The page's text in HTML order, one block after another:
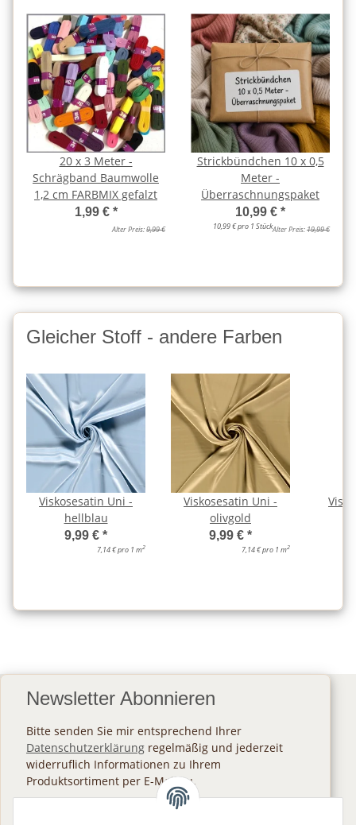
20 x 3 Meter -
Schrägband Baumwolle
1,2 cm FARBMIX gefalzt
1,99 € *
Alter Preis:9,99 €
Strickbündchen 10 x 0,5
Meter -
Überraschnungspaket
10,99 € *
10,99 € pro 1 StückAlter Preis:19,99 €
Gleicher Stoff - andere Farben
Viskosesatin Uni -
hellblau
9,99 € *
7,14 € pro 1 m2
Viskosesatin Uni -
olivgold
9,99 € *
7,14 € pro 1 m2
Newsletter Abonnieren
Bitte senden Sie mir entsprechend Ihrer
Datenschutzerklärung regelmäßig und jederzeit
widerruflich Informationen zu Ihrem
Produktsortiment per E-Mail zu.